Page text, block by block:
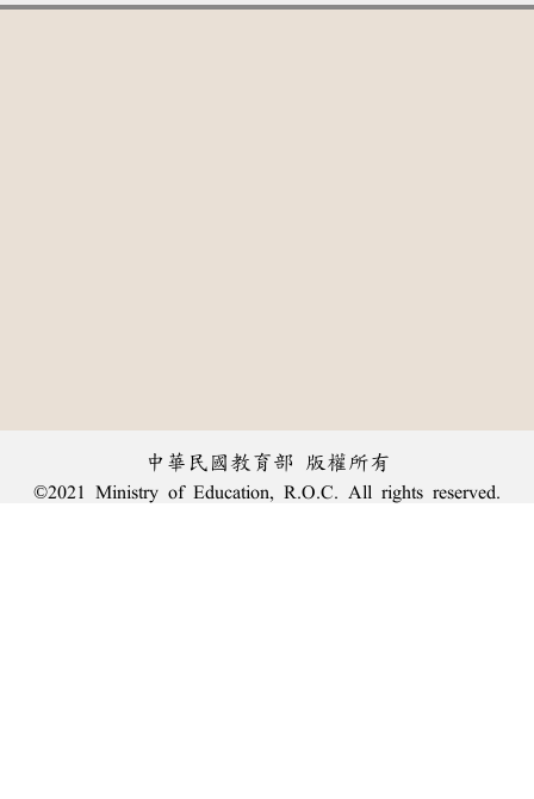
中華民國教育部 版權所有
©2021 Ministry of Education, R.O.C. All rights reserved.